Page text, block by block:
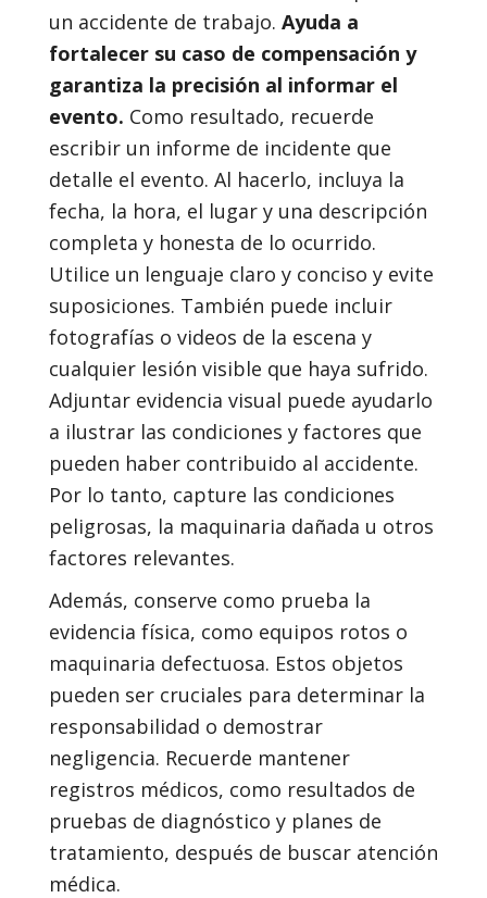
un accidente de trabajo. Ayuda a
fortalecer su caso de compensación y
garantiza la precisión al informar el
evento. Como resultado, recuerde
escribir un informe de incidente que
detalle el evento. Al hacerlo, incluya la
fecha, la hora, el lugar y una descripción
completa y honesta de lo ocurrido.
Utilice un lenguaje claro y conciso y evite
suposiciones. También puede incluir
fotografías o videos de la escena y
cualquier lesión visible que haya sufrido.
Adjuntar evidencia visual puede ayudarlo
a ilustrar las condiciones y factores que
pueden haber contribuido al accidente.
Por lo tanto, capture las condiciones
peligrosas, la maquinaria dañada u otros
factores relevantes.
Además, conserve como prueba la
evidencia física, como equipos rotos o
maquinaria defectuosa. Estos objetos
pueden ser cruciales para determinar la
responsabilidad o demostrar
negligencia. Recuerde mantener
registros médicos, como resultados de
pruebas de diagnóstico y planes de
tratamiento, después de buscar atención
médica.